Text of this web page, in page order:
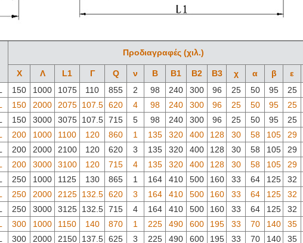
Προδιαγραφές (χιλ.)
Χ Λ L1 Γ Q ν Β B1 B2 B3 χ α β
ε
150 1000 1075 110 855 2 98 240 300 96 25 50 95
25
150 2000 2075 107.5 620 4 98 240 300 96 25 50 95
25
150 3000 3075 107.5 715 5 98 240 300 96 25 50 95
25
200 1000 1100 120 860 1 135 320 400 128 30 58 105
29
200 2000 2100 120 620 3 135 320 400 128 30 58 105
29
200 3000 3100 120 715 4 135 320 400 128 30 58 105
29
250 1000 1125 130 865 1 164 410 500 160 33 64 125
32
250 2000 2125 132.5 620 3 164 410 500 160 33 64 125
32
250 3000 3125 132.5 715 4 164 410 500 160 33 64 125
32
300 1000 1150 140 870 1 225 490 600 195 33 70 140 35
300 2000 2150 137.5 625 3 225 490 600 195 33 70 140 35